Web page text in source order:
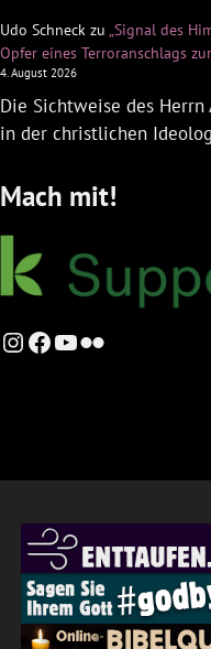
Udo Schneck zu „Signal des
Opfer eines Terroranschlags
4. August 2026
Die Sichtweise des
in der christlichen
Mach mit!
Instagram
Facebook
YouTube
Flickr